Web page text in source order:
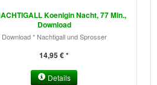
Koenigin Nacht, 77 Min.,
Download
Download * Nachtigall und Sprosser
14,95 € *
Details